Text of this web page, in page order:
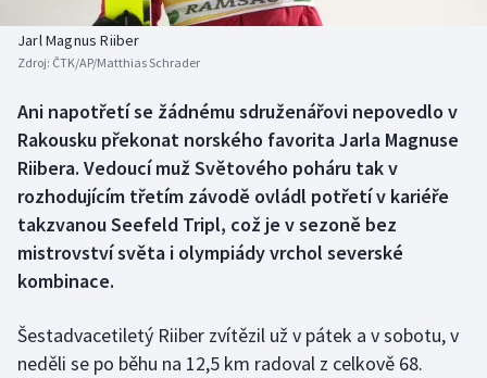
Biatlon
Box
Curling
Dostihy
Futsal
Aplikace ČT sport
Jarl Magnus Riiber
Zdroj: ČTK/AP/Matthias Schrader
Ani napotřetí se žádnému sdruženářovi nepovedlo v
Rakousku překonat norského favorita Jarla Magnuse
Riibera. Vedoucí muž Světového poháru tak v
rozhodujícím třetím závodě ovládl potřetí v kariéře
takzvanou Seefeld Tripl, což je v sezoně bez
mistrovství světa i olympiády vrchol severské
kombinace.
Šestadvacetiletý Riiber zvítězil už v pátek a v sobotu, v
neděli se po běhu na 12,5 km radoval z celkově 68.